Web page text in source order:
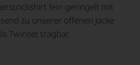
fein geringelt mit
zu unserer offenen Jacke
Twinset tragbar.